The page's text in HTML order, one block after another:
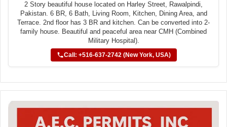
2 Story beautiful house located on Harley Street, Rawalpindi,
Pakistan. 6 BR, 6 Bath, Living Room, Kitchen, Dining Area, and
Terrace. 2nd floor has 3 BR and kitchen. Can be converted into 2-
family house. Beautiful and peaceful area near CMH (Combined
Military Hospital).
Call: +516-637-2742 (New York, USA)